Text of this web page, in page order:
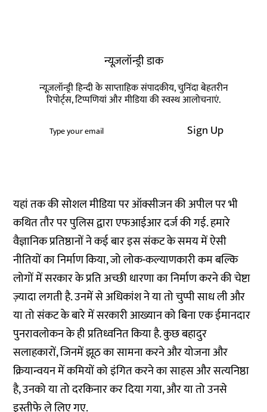
न्यूज़लॉन्ड्री डाक
न्यूज़लॉन्ड्री हिन्दी के साप्ताहिक संपादकीय, चुनिंदा बेहतरीन
रिपोर्ट्स, टिप्पणियां और मीडिया की स्वस्थ आलोचनाएं.
Sign Up
यहां तक ​​की सोशल मीडिया पर ऑक्सीजन की अपील पर भी
कथित तौर पर पुलिस द्वारा एफआईआर दर्ज की गई. हमारे
वैज्ञानिक प्रतिष्ठानों ने कई बार इस संकट के समय में ऐसी
नीतियों का निर्माण किया, जो लोक-कल्याणकारी कम बल्कि
लोगों में सरकार के प्रति अच्छी धारणा का निर्माण करने की चेष्टा
ज़्यादा लगती है. उनमें से अधिकांश ने या तो चुप्पी साध ली और
या तो संकट के बारे में सरकारी आख्यान को बिना एक ईमानदार
पुनरावलोकन के ही प्रतिध्वनित किया है. कुछ बहादुर
सलाहकारों, जिनमें झूठ का सामना करने और योजना और
क्रियान्वयन में कमियों को इंगित करने का साहस और सत्यनिष्ठा
है, उनको या तो दरकिनार कर दिया गया, और या तो उनसे
इस्तीफे ले लिए गए.